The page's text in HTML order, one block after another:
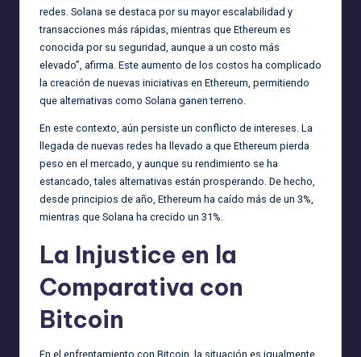
redes. Solana se destaca por su mayor escalabilidad y
transacciones más rápidas, mientras que Ethereum es
conocida por su seguridad, aunque a un costo más
elevado”, afirma. Este aumento de los costos ha complicado
la creación de nuevas iniciativas en Ethereum, permitiendo
que alternativas como Solana ganen terreno.
En este contexto, aún persiste un conflicto de intereses. La
llegada de nuevas redes ha llevado a que Ethereum pierda
peso en el mercado, y aunque su rendimiento se ha
estancado, tales alternativas están prosperando. De hecho,
desde principios de año, Ethereum ha caído más de un 3%,
mientras que Solana ha crecido un 31%.
La Injustice en la
Comparativa con
Bitcoin
En el enfrentamiento con Bitcoin, la situación es igualmente